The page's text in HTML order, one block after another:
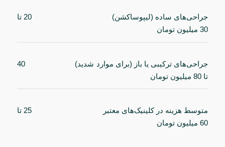
جراحی‌های ساده (لیپوساکشن) 20 تا
30 میلیون تومان
جراحی‌های ترکیبی یا باز (برای موارد شدید) 40
تا 80 میلیون تومان
متوسط هزینه در کلینیک‌های معتبر 25 تا
60 میلیون تومان